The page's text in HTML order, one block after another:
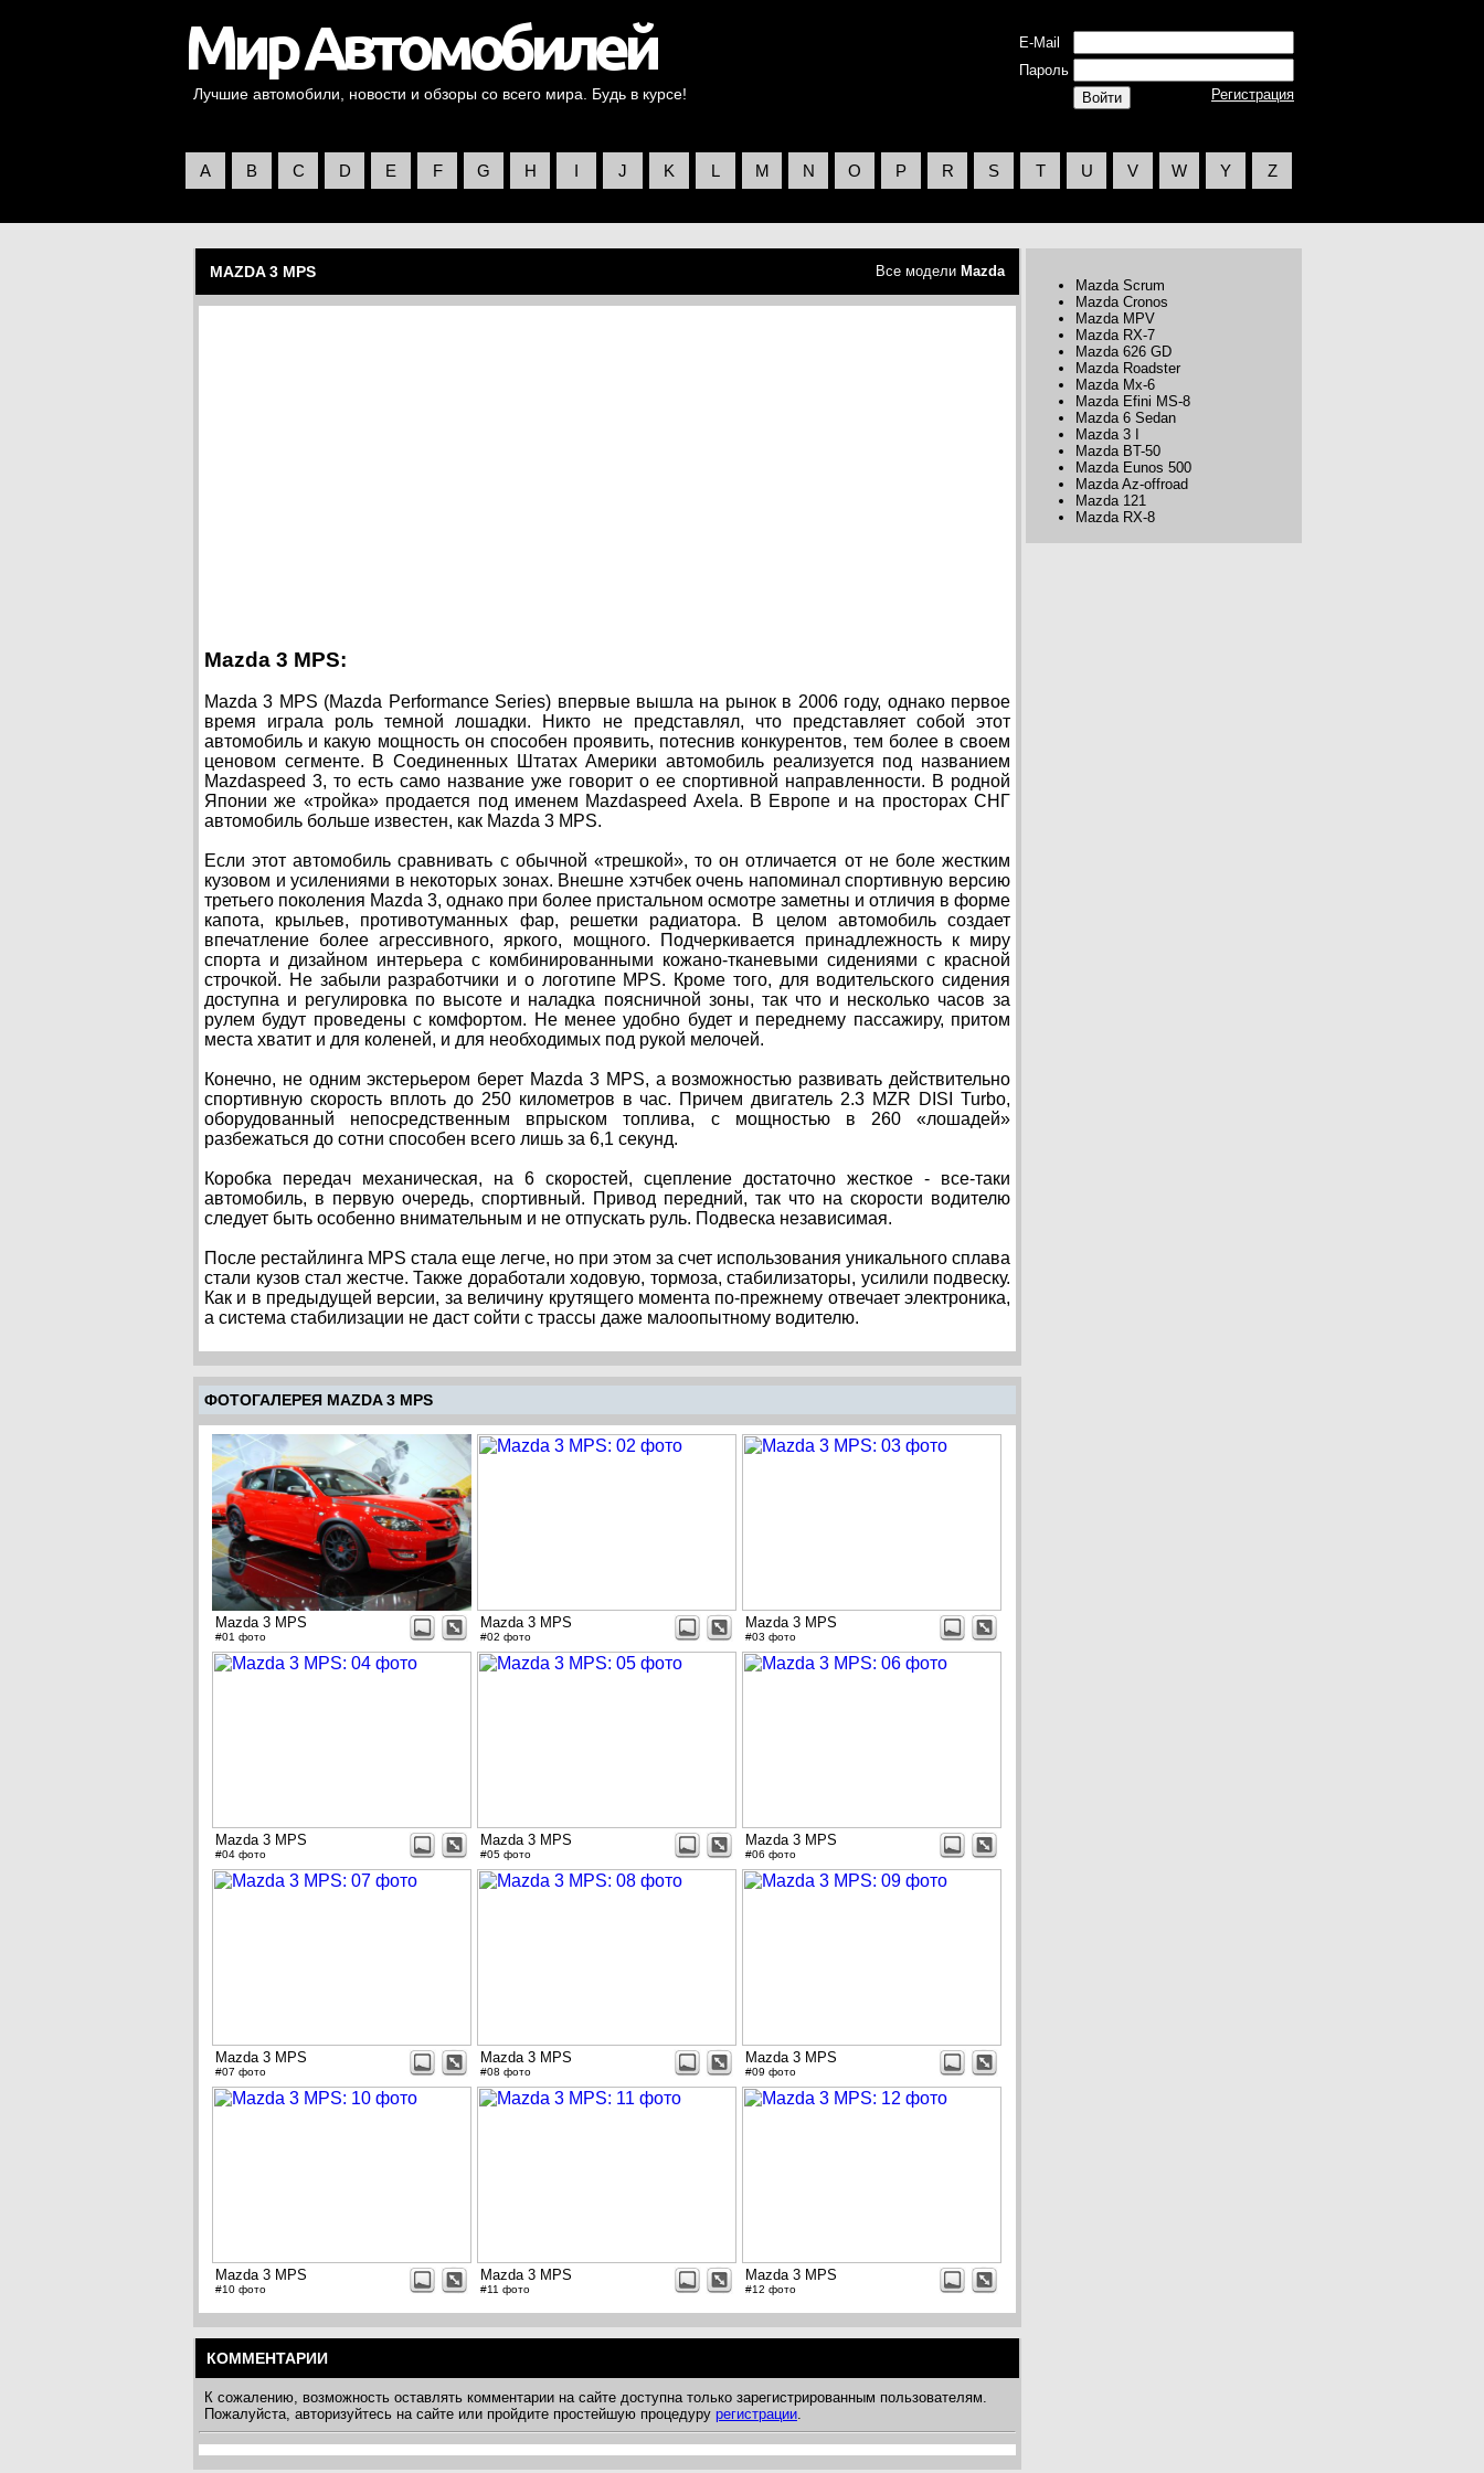
Лучшие автомобили, новости и обзоры со всего мира. Будь в курсе!
E-Mail
Пароль
Регистрация
A B C D E F G H I J K L M N O P R S T U V W Y Z
MAZDA 3 MPS Все модели Mazda
Mazda 3 MPS:
Mazda 3 MPS (Mazda Performance Series) впервые вышла на рынок в 2006 году, однако первое
время играла роль темной лошадки. Никто не представлял, что представляет собой этот
автомобиль и какую мощность он способен проявить, потеснив конкурентов, тем более в своем
ценовом сегменте. В Соединенных Штатах Америки автомобиль реализуется под названием
Mazdaspeed 3, то есть само название уже говорит о ее спортивной направленности. В родной
Японии же «тройка» продается под именем Mazdaspeed Axela. В Европе и на просторах СНГ
автомобиль больше известен, как Mazda 3 MPS.
Если этот автомобиль сравнивать с обычной «трешкой», то он отличается от не боле жестким
кузовом и усилениями в некоторых зонах. Внешне хэтчбек очень напоминал спортивную версию
третьего поколения Mazda 3, однако при более пристальном осмотре заметны и отличия в форме
капота, крыльев, противотуманных фар, решетки радиатора. В целом автомобиль создает
впечатление более агрессивного, яркого, мощного. Подчеркивается принадлежность к миру
спорта и дизайном интерьера с комбинированными кожано-тканевыми сидениями с красной
строчкой. Не забыли разработчики и о логотипе MPS. Кроме того, для водительского сидения
доступна и регулировка по высоте и наладка поясничной зоны, так что и несколько часов за
рулем будут проведены с комфортом. Не менее удобно будет и переднему пассажиру, притом
места хватит и для коленей, и для необходимых под рукой мелочей.
Конечно, не одним экстерьером берет Mazda 3 MPS, а возможностью развивать действительно
спортивную скорость вплоть до 250 километров в час. Причем двигатель 2.3 MZR DISI Turbo,
оборудованный непосредственным впрыском топлива, с мощностью в 260 «лошадей»
разбежаться до сотни способен всего лишь за 6,1 секунд.
Коробка передач механическая, на 6 скоростей, сцепление достаточно жесткое - все-таки
автомобиль, в первую очередь, спортивный. Привод передний, так что на скорости водителю
следует быть особенно внимательным и не отпускать руль. Подвеска независимая.
После рестайлинга MPS стала еще легче, но при этом за счет использования уникального сплава
стали кузов стал жестче. Также доработали ходовую, тормоза, стабилизаторы, усилили подвеску.
Как и в предыдущей версии, за величину крутящего момента по-прежнему отвечает электроника,
а система стабилизации не даст сойти с трассы даже малоопытному водителю.
ФОТОГАЛЕРЕЯ MAZDA 3 MPS
Mazda 3 MPS
#01 фото
Mazda 3 MPS
#02 фото
Mazda 3 MPS
#03 фото
Mazda 3 MPS
#04 фото
Mazda 3 MPS
#05 фото
Mazda 3 MPS
#06 фото
Mazda 3 MPS
#07 фото
Mazda 3 MPS
#08 фото
Mazda 3 MPS
#09 фото
Mazda 3 MPS
#10 фото
Mazda 3 MPS
#11 фото
Mazda 3 MPS
#12 фото
КОММЕНТАРИИ
К сожалению, возможность оставлять комментарии на сайте доступна только зарегистрированным пользователям.
Пожалуйста, авторизуйтесь на сайте или пройдите простейшую процедуру регистрации.
Mazda Scrum
Mazda Cronos
Mazda MPV
Mazda RX-7
Mazda 626 GD
Mazda Roadster
Mazda Mx-6
Mazda Efini MS-8
Mazda 6 Sedan
Mazda 3 I
Mazda BT-50
Mazda Eunos 500
Mazda Az-offroad
Mazda 121
Mazda RX-8